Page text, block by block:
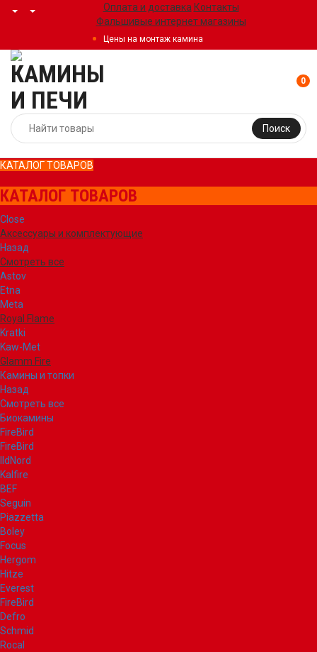
Оплата и доставка Контакты
Фальшивые интернет магазины
Цены на монтаж камина
Поиск
0
КАТАЛОГ ТОВАРОВ
КАТАЛОГ ТОВАРОВ
Close
Аксессуары и комплектующие
Назад
Смотреть все
Astov
Etna
Meta
Royal Flame
Kratki
Kaw-Met
Glamm Fire
Камины и топки
Назад
Смотреть все
Биокамины
FireBird
FireBird
IldNord
Kalfire
BEF
Seguin
Piazzetta
Boley
Focus
Hergom
Hitze
Everest
FireBird
Defro
Schmid
Rocal